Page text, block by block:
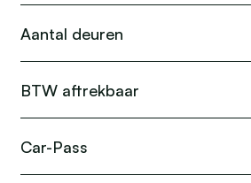
Aantal deuren
BTW aftrekbaar
Car-Pass